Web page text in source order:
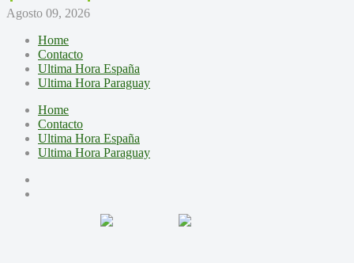
Agosto 09, 2026
Home
Contacto
Ultima Hora España
Ultima Hora Paraguay
Home
Contacto
Ultima Hora España
Ultima Hora Paraguay